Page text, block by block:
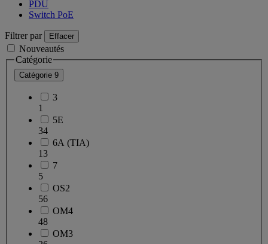
PDU
Switch PoE
Filtrer par Effacer
Nouveautés
Catégorie
Catégorie 9
3
1
5E
34
6A (TIA)
13
7
5
OS2
56
OM4
48
OM3